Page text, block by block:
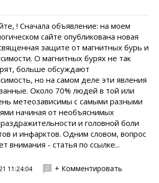
! Сначала объявление: на моем
сайте опубликована новая
защите от магнитных бурь и
О магнитных бурях не так
больше обсуждают
но на самом деле эти явления
Около 70% людей в той или
метеозависимы с самыми разными
начиная от необъяснимых
и головной боли
и инфарктов. Одним словом, вопрос
внимания - статья по ссылке...
11:24:04 + Комментировать